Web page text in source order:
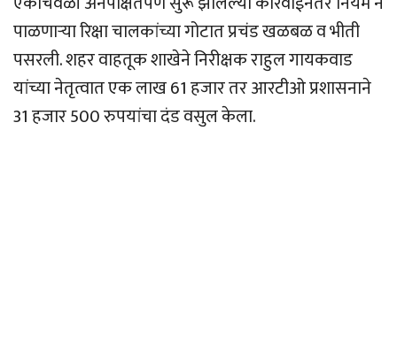
पाळणार्‍या रिक्षा चालकांच्या गोटात प्रचंड खळबळ व भीती
पसरली. शहर वाहतूक शाखेने निरीक्षक राहुल गायकवाड
यांच्या नेतृत्वात एक लाख 61 हजार तर आरटीओ प्रशासनाने
31 हजार 500 रुपयांचा दंड वसुल केला.